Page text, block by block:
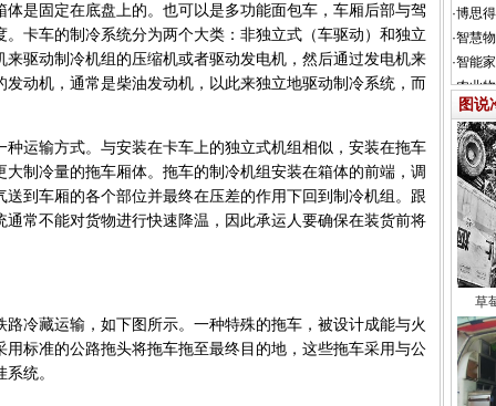
是固定在底盘上的。也可以是多功能面包车，车厢后部与驾
卡车的制冷系统分为两个大类：非独立式（车驱动）和独立
驱动制冷机组的压缩机或者驱动发电机，然后通过发电机来
动机，通常是柴油发动机，以此来独立地驱动制冷系统，而
运输方式。与安装在卡车上的独立式机组相似，安装在拖车
制冷量的拖车厢体。拖车的制冷机组安装在箱体的前端，调
到车厢的各个部位并最终在压差的作用下回到制冷机组。跟
常不能对货物进行快速降温，因此承运人要确保在装货前将
冷藏运输，如下图所示。一种特殊的拖车，被设计成能与火
标准的公路拖头将拖车拖至最终目的地，这些拖车采用与公
统。
图说
草